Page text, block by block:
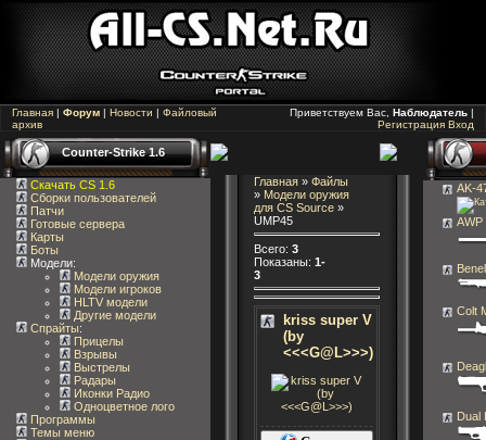
Главная | Форум | Новости | Файловый
архив
Приветствуем Вас, Наблюдатель |
Регистрация Вход
Counter-Strike 1.6
Скачать CS 1.6
Сборки пользователей
Патчи
Готовые сервера
Карты
Боты
Модели:
Модели оружия
Модели игроков
HLTV модели
Другие модели
Спрайты:
Прицелы
Взрывы
Выстрелы
Радары
Иконки Радио
Одноцветное лого
Программы
Темы меню
Главная » Файлы
» Модели оружия
для CS Source »
UMP45
Всего: 3
Показаны: 1-
3
kriss super V
(by
<<<G@L>>>)
AK-
AWP
Colt
Dual